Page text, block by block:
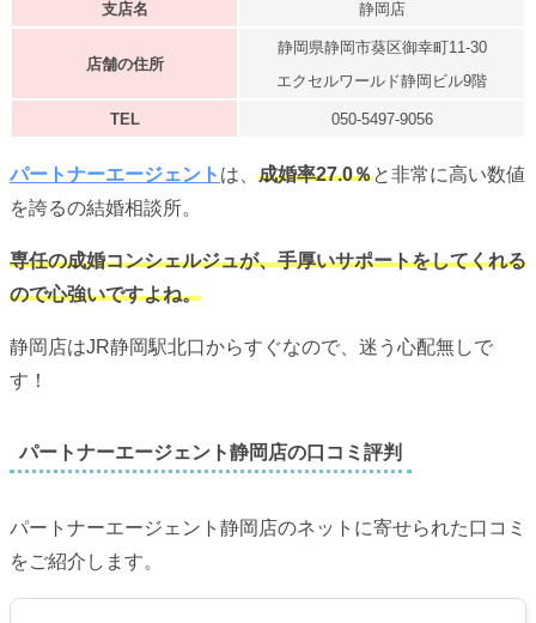
支店名 静岡店
店舗の住所
静岡県静岡市葵区御幸町11-30
エクセルワールド静岡ビル9階
TEL 050-5497-9056
パートナーエージェント は、 成婚率27.0％と非常に高い数値
を誇るの結婚相談所。
専任の成婚コンシェルジュが、手厚いサポートをしてくれる
ので心強いですよね。
静岡店はJR静岡駅北口からすぐなので、迷う心配無しで
す！
パートナーエージェント静岡店の口コミ評判
パートナーエージェント静岡店のネットに寄せられた口コミ
をご紹介します。